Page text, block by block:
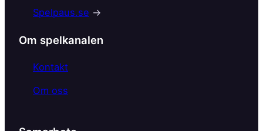
o
k
Spelpaus.se →
Om spelkanalen
Kontakt
Om oss